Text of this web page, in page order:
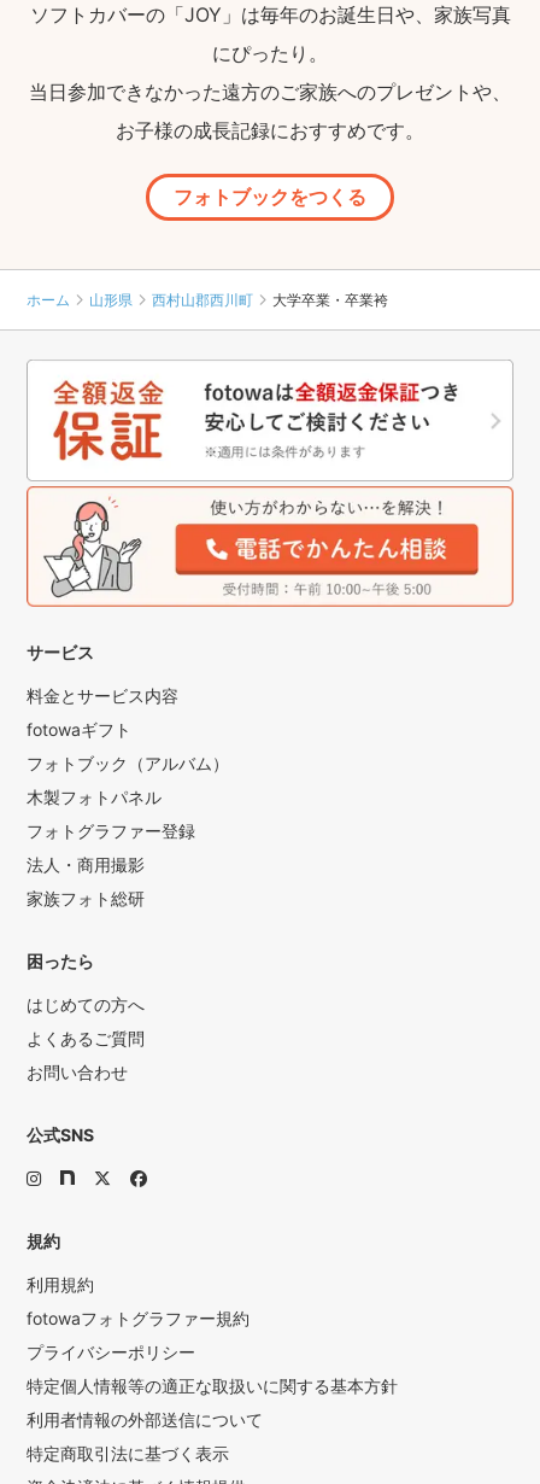
ソフトカバーの「JOY」は毎年のお誕生日や、家族写真
にぴったり。
当日参加できなかった遠方のご家族へのプレゼントや、
お子様の成長記録におすすめです。
フォトブックをつくる
ホーム 山形県 西村山郡西川町 大学卒業・卒業袴
サービス
料金とサービス内容
fotowaギフト
フォトブック（アルバム）
木製フォトパネル
フォトグラファー登録
法人・商用撮影
家族フォト総研
困ったら
はじめての方へ
よくあるご質問
お問い合わせ
公式SNS
規約
利用規約
fotowaフォトグラファー規約
プライバシーポリシー
特定個人情報等の適正な取扱いに関する基本方針
利用者情報の外部送信について
特定商取引法に基づく表示